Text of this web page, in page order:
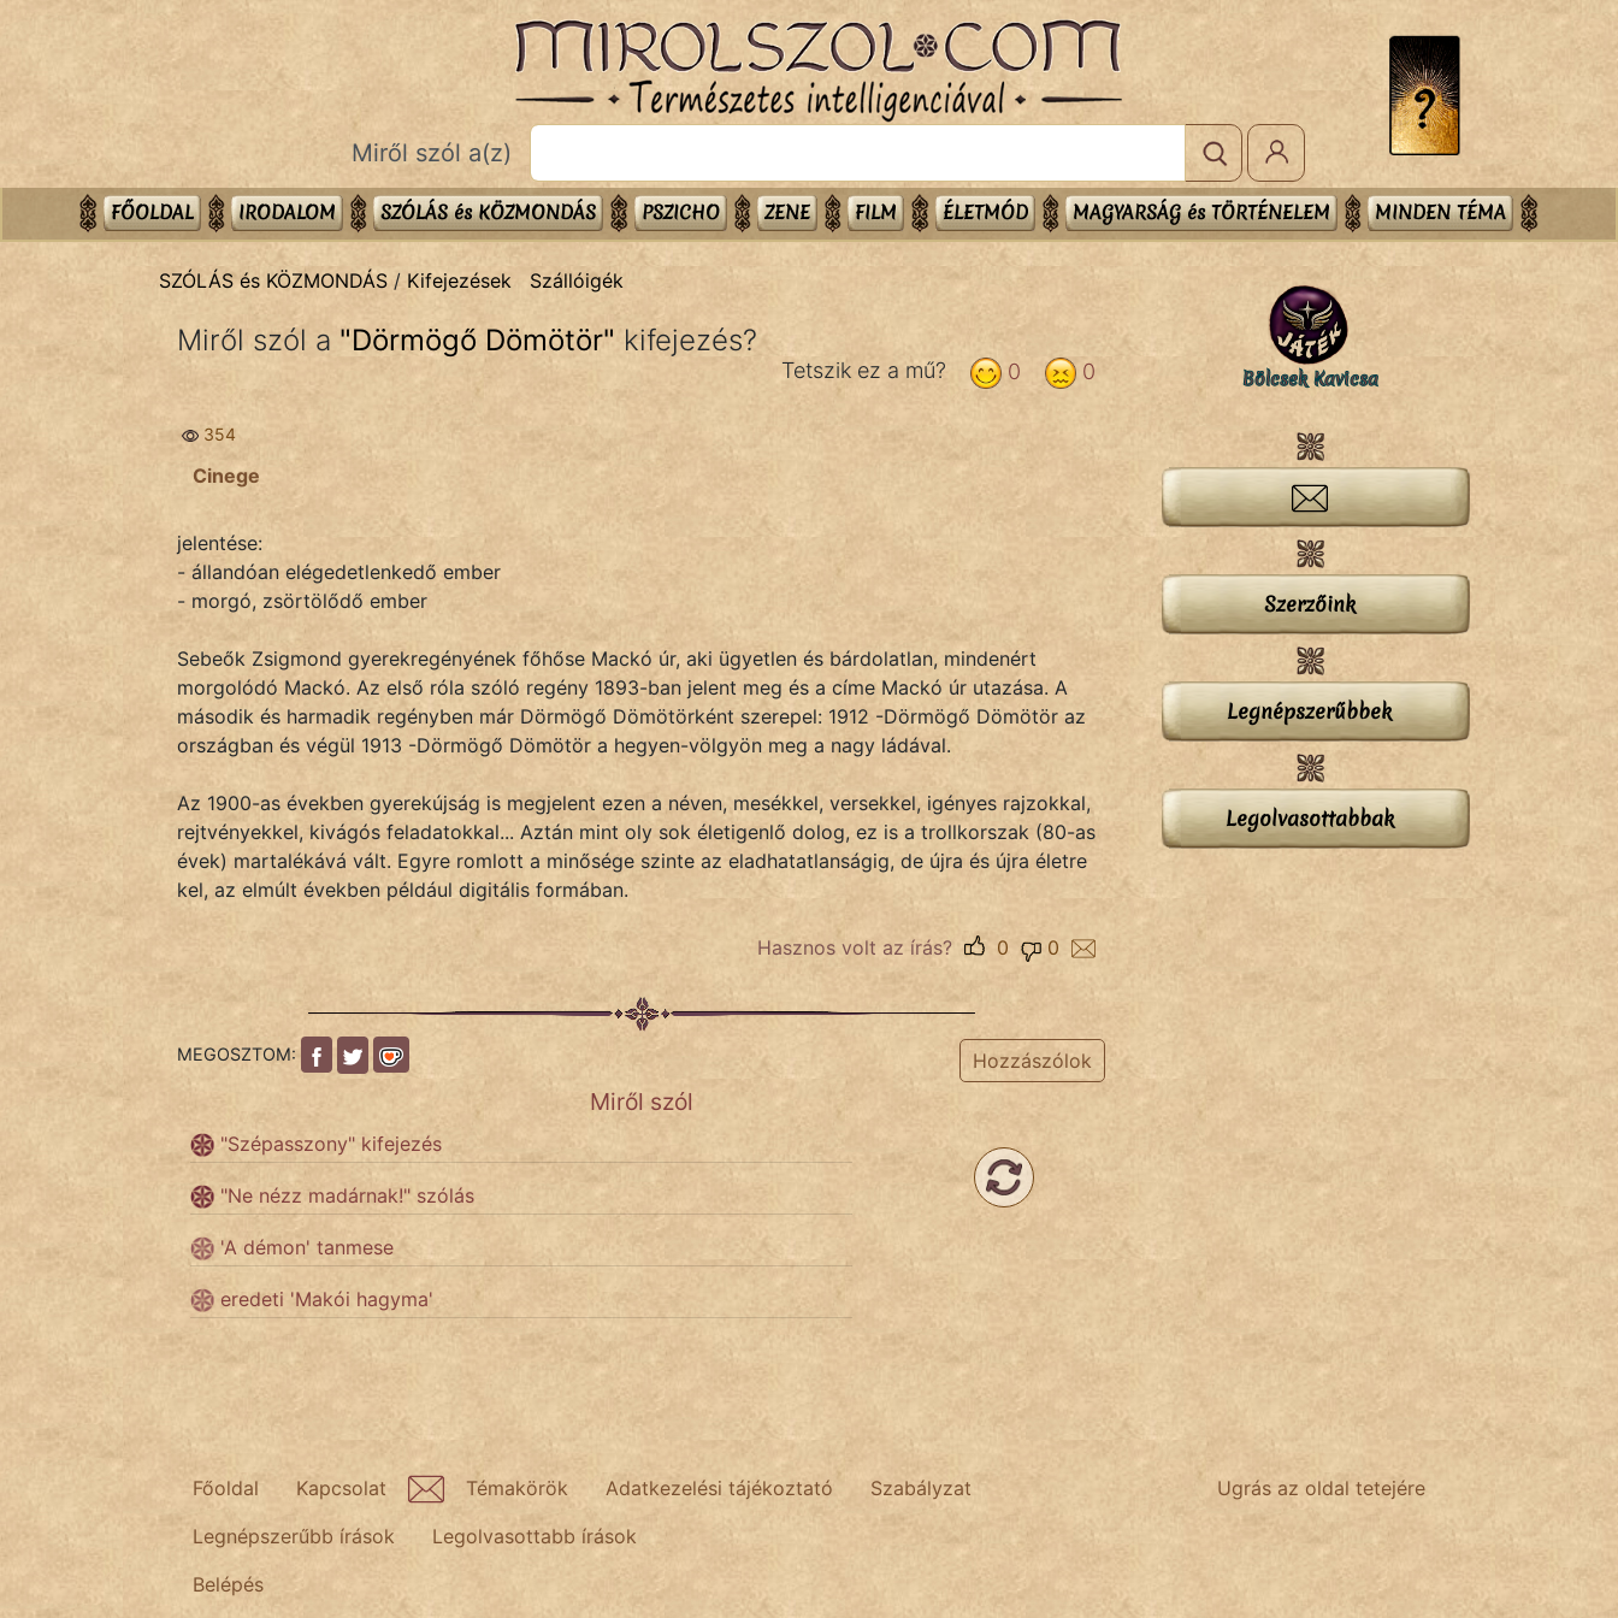
Bibliai
Közmondások
Szóláscsoportok
KÖZMONDÁS
FILM
Népszerű szerzőink:
fantom
Láron Ádám
Miről szól a(z)
FŐOLDAL IRODALOM SZÓLÁS és KÖZMONDÁS PSZICHO ZENE FILM ÉLETMÓD MAGYARSÁG és TÖRTÉNELEM MINDEN TÉMA
SZÓLÁS és KÖZMONDÁS / Kifejezések Szállóigék
Miről szól a "Dörmögő Dömötör" kifejezés?
0
0
Tetszik ez a mű?
354
Cinege
jelentése:
- állandóan elégedetlenkedő ember
- morgó, zsörtölődő ember
Sebeők Zsigmond gyerekregényének főhőse Mackó úr, aki ügyetlen és bárdolatlan, mindenért
morgolódó Mackó. Az első róla szóló regény 1893-ban jelent meg és a címe Mackó úr utazása. A
második és harmadik regényben már Dörmögő Dömötörként szerepel: 1912 -Dörmögő Dömötör az
országban és végül 1913 -Dörmögő Dömötör a hegyen-völgyön meg a nagy ládával.
Az 1900-as években gyerekújság is megjelent ezen a néven, mesékkel, versekkel, igényes rajzokkal,
rejtvényekkel, kivágós feladatokkal... Aztán mint oly sok életigenlő dolog, ez is a trollkorszak (80-as
évek) martalékává vált. Egyre romlott a minősége szinte az eladhatatlanságig, de újra és újra életre
kel, az elmúlt években például digitális formában.
Hasznos volt az írás? 0
0
MEGOSZTOM: Hozzászólok
Miről szól
"Szépasszony" kifejezés
"Ne nézz madárnak!" szólás
'A démon' tanmese
eredeti 'Makói hagyma'
Bölcsek Kavicsa
Szerzőink
Legnépszerűbbek
Legolvasottabbak
Ugrás az oldal tetejére
Főoldal Kapcsolat Témakörök Adatkezelési tájékoztató
Szabályzat
Legnépszerűbb írások
Legolvasottabb írások
Belépés